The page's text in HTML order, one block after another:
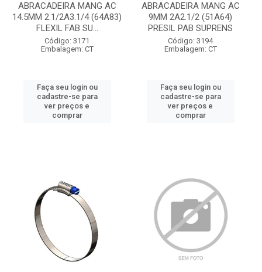
ABRACADEIRA MANG AC
14.5MM 2.1/2A3.1/4 (64A83)
FLEXIL FAB SU...
Código: 3171
Embalagem: CT
Faça seu login ou
cadastre-se para
ver preços e
comprar
ABRACADEIRA MANG AC
9MM 2A2.1/2 (51A64)
PRESIL PAB SUPRENS
Código: 3194
Embalagem: CT
Faça seu login ou
cadastre-se para
ver preços e
comprar